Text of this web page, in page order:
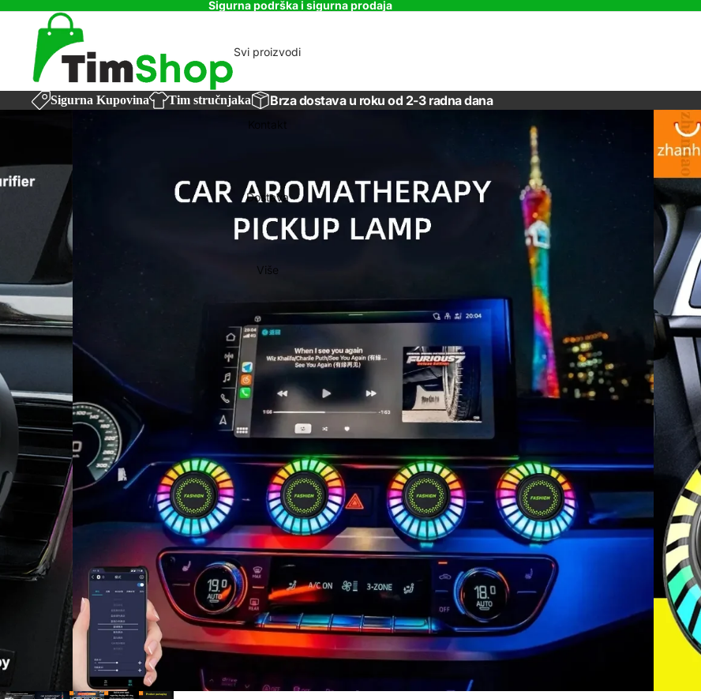
Sigurna podrška i sigurna prodaja
Svi proizvodi
Dostava
Više
Sigurna Kupovina Tim stručnjaka Brza dostava u roku od 2-3 radna dana